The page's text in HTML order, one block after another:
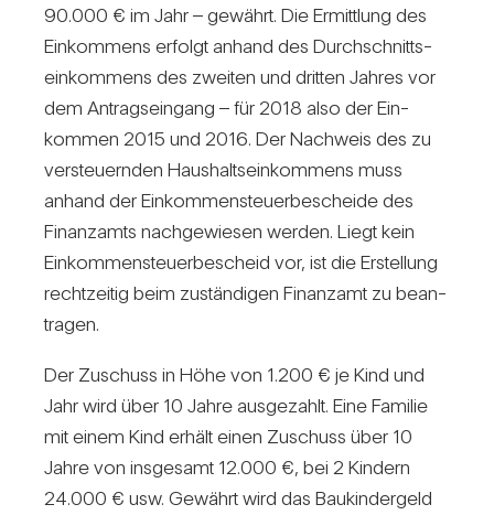
90.000 € im Jahr – gewährt. Die Ermitt­lung des
Ein­kom­mens erfolgt anhand des Durch­schnitts­
ein­kom­mens des zweiten und dritten Jahres vor
dem Antrags­ein­gang – für 2018 also der Ein­
kommen 2015 und 2016. Der Nach­weis des zu
ver­steu­ernden Haus­halts­ein­kom­mens muss
anhand der Ein­kom­men­steu­er­be­scheide des
Finanz­amts nach­ge­wiesen werden. Liegt kein
Ein­kom­men­steu­er­be­scheid vor, ist die Erstel­lung
recht­zeitig beim zustän­digen Finanzamt zu bean­
tragen.
Der Zuschuss in Höhe von 1.200 € je Kind und
Jahr wird über 10 Jahre aus­ge­zahlt. Eine Familie
mit einem Kind erhält einen Zuschuss über 10
Jahre von ins­ge­samt 12.000 €, bei 2 Kin­dern
24.000 € usw. Gewährt wird das Bau­kin­der­geld